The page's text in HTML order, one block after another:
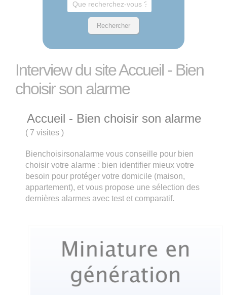
Interview du site Accueil - Bien
choisir son alarme
Accueil - Bien choisir son alarme
( 7 visites)
Bienchoisirsonalarme vous conseille pour bien
choisir votre alarme : bien identifier mieux votre
besoin pour protéger votre domicile (maison,
appartement), et vous propose une sélection des
dernières alarmes avec test et comparatif.